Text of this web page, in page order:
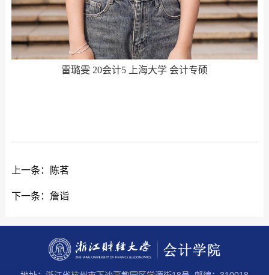
雷璐雯 20会计5 上海大学 会计专硕
上一条： 陈茗
下一条： 詹诣